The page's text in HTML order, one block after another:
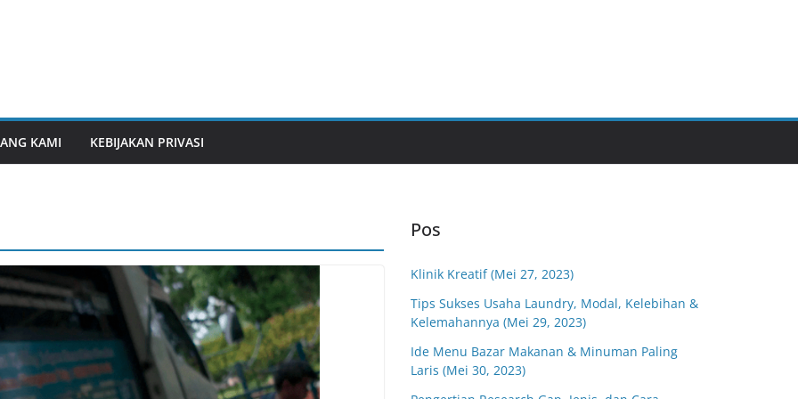
KAMI KEBIJAKAN PRIVASI
Pos
Klinik Kreatif (Mei 27, 2023)
Tips Sukses Usaha Laundry, Modal, Kelebihan &
Kelemahannya (Mei 29, 2023)
Ide Menu Bazar Makanan & Minuman Paling
Laris (Mei 30, 2023)